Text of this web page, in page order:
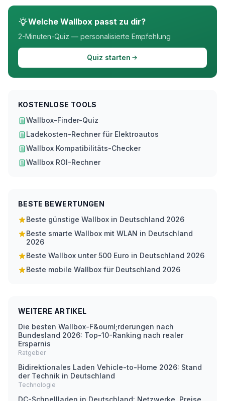
Welche Wallbox passt zu dir?
2-Minuten-Quiz — personalisierte Empfehlung
Quiz starten
KOSTENLOSE TOOLS
Wallbox-Finder-Quiz
Ladekosten-Rechner für Elektroautos
Wallbox Kompatibilitäts-Checker
Wallbox ROI-Rechner
BESTE BEWERTUNGEN
Beste günstige Wallbox in Deutschland 2026
Beste smarte Wallbox mit WLAN in Deutschland
2026
Beste Wallbox unter 500 Euro in Deutschland 2026
Beste mobile Wallbox für Deutschland 2026
WEITERE ARTIKEL
Die besten Wallbox-F&ouml;rderungen nach
Bundesland 2026: Top-10-Ranking nach realer
Ersparnis
Ratgeber
Bidirektionales Laden Vehicle-to-Home 2026: Stand
der Technik in Deutschland
Technologie
DC-Schnellladen in Deutschland: Netzwerke, Preise